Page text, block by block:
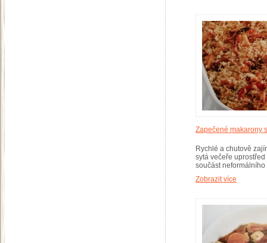
Zapečené makarony
Rychlé a chutově
sytá večeře
součást neformálního
Zobrazit více